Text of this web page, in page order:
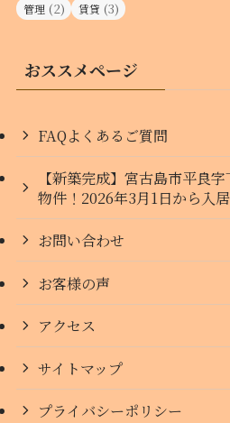
管理 (2) 賃貸 (3)
おススメページ
FAQよくあるご質問
【新築完成】宮古島市平良
物件！2026年3月1日から入
お問い合わせ
お客様の声
アクセス
サイトマップ
プライバシーポリシー